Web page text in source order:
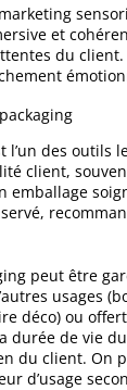
et
du client.
l’un des outils
client,
emballage
peut être
usages
déco) ou
durée de vie
du client. On
d’usage